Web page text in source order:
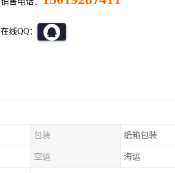
在线QQ：
包装 纸箱包装
空运 海运